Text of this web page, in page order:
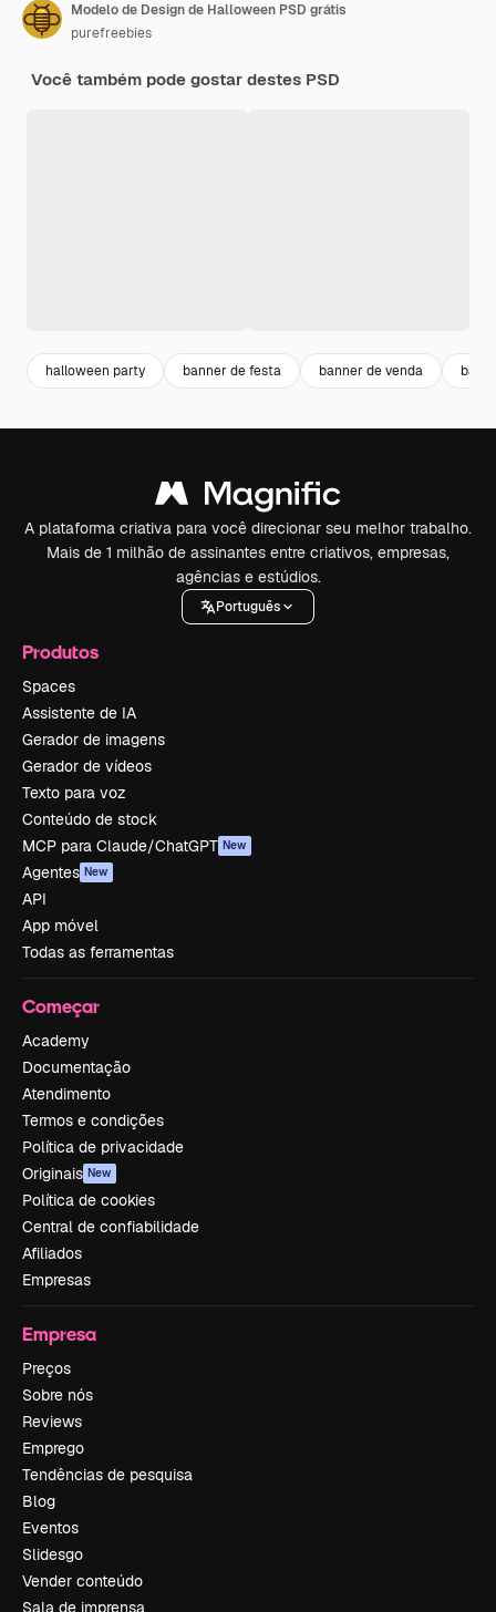
Modelo de Design de Halloween PSD grátis
purefreebies
Você também pode gostar destes PSD
halloween party banner de festa banner de venda
A plataforma criativa para você direcionar seu melhor trabalho.
Mais de 1 milhão de assinantes entre criativos, empresas,
agências e estúdios.
Português
Produtos
Spaces
Assistente de IA
Gerador de imagens
Gerador de vídeos
Texto para voz
Conteúdo de stock
MCP para Claude/ChatGPT New
Agentes New
API
App móvel
Todas as ferramentas
Começar
Academy
Documentação
Atendimento
Termos e condições
Política de privacidade
Originais New
Política de cookies
Central de confiabilidade
Afiliados
Empresas
Empresa
Preços
Sobre nós
Reviews
Emprego
Tendências de pesquisa
Blog
Eventos
Slidesgo
Vender conteúdo
Sala de imprensa